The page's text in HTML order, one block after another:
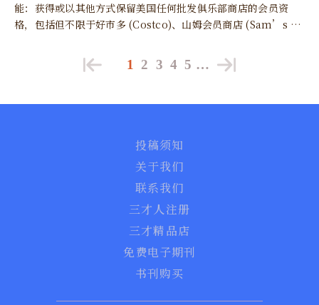
能：获得或以其他方式保留美国任何批发俱乐部商店的会员资
格，包括但不限于好市多 (Costco)、山姆会员商店 (Sam’s Cl
商店购买商品。”
1 2 3 4 5 …
投稿须知
关于我们
联系我们
三才人注册
三才精品店
免费电子期刊
书刊购买